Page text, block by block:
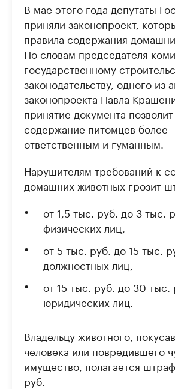
В мае этого года депутаты
приняли законопроект,
правила содержания
По словам председателя
государственному
законодательству, одного из
законопроекта Павла
принятие документа
содержание питомцев более
ответственным и гуманным.
Нарушителям требований к
домашних животных грозит
от 1,5 тыс. руб. до 3 тыс.
физических лиц,
от 5 тыс. руб. до 15 тыс.
должностных лиц,
от 15 тыс. руб. до 30 тыс.
юридических лиц.
Владельцу животного,
человека или повредившего
имущество, полагается
руб.